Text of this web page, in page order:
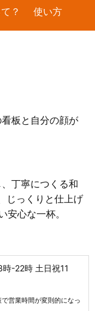
？ 使い方
板と自分の顔が
丁寧につくる和
じっくりと仕上げ
安心な一杯。
-22時 土日祝11
営業時間が変則的になっ